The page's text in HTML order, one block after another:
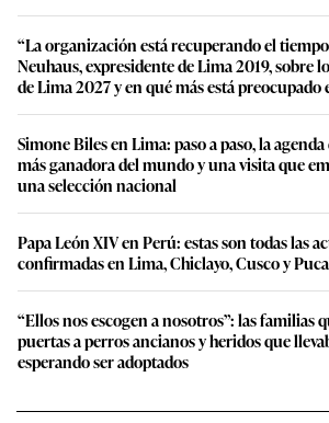
“La organización está recuperando el
Neuhaus, expresidente de Lima 2019, sobre
de Lima 2027 y en qué más está preocupado
Simone Biles en Lima: paso a paso, la
más ganadora del mundo y una visita que
una selección nacional
Papa León XIV en Perú: estas son todas las
confirmadas en Lima, Chiclayo, Cusco y
“Ellos nos escogen a nosotros”: las familias
puertas a perros ancianos y heridos que
esperando ser adoptados